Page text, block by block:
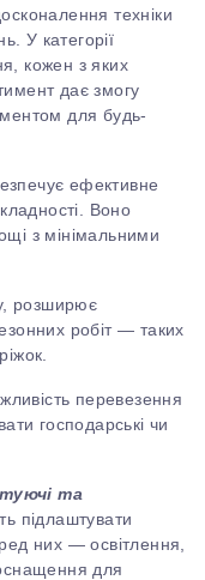
техніки
У категорії
кожен з яких
дає змогу
для будь-
ефективне
Воно
з мінімальними
розширює
робіт — таких
перевезення
господарські чи
та
підлаштувати
них — освітлення,
для